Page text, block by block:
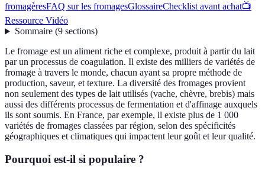
fromagèresFAQ sur les fromagesGlossaireChecklist avant achat📺
Ressource Vidéo
Sommaire(9 sections)
Le fromage est un aliment riche et complexe, produit à partir du lait
par un processus de coagulation. Il existe des milliers de variétés de
fromage à travers le monde, chacun ayant sa propre méthode de
production, saveur, et texture. La diversité des fromages provient
non seulement des types de lait utilisés (vache, chèvre, brebis) mais
aussi des différents processus de fermentation et d'affinage auxquels
ils sont soumis. En France, par exemple, il existe plus de 1 000
variétés de fromages classées par région, selon des spécificités
géographiques et climatiques qui impactent leur goût et leur qualité.
Pourquoi est-il si populaire ?